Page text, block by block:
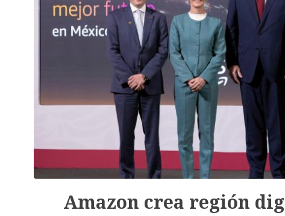
Amazon crea región